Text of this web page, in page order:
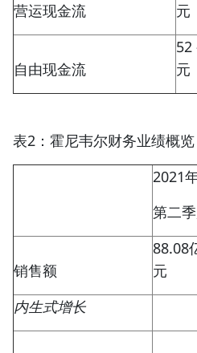
营运现金流
元
自由现金流
52
元
表2：霍尼韦尔财务业绩概览
2021
第二
销售额
88.08
元
内生式增长